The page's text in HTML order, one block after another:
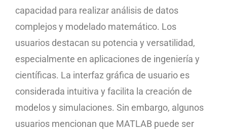
capacidad para realizar análisis de datos
complejos y modelado matemático. Los
usuarios destacan su potencia y versatilidad,
especialmente en aplicaciones de ingeniería y
científicas. La interfaz gráfica de usuario es
considerada intuitiva y facilita la creación de
modelos y simulaciones. Sin embargo, algunos
usuarios mencionan que MATLAB puede ser